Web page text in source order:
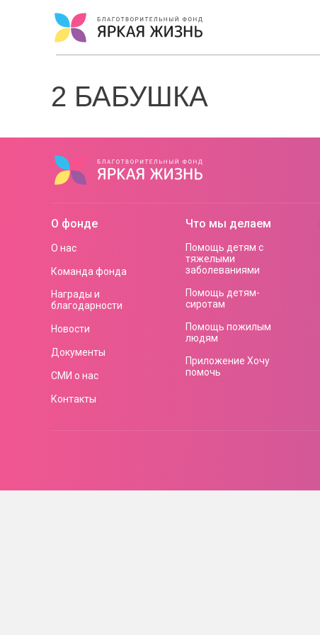
2 БАБУШКА
О фонде
О нас
Команда фонда
Награды и
благодарности
Новости
Документы
СМИ о нас
Контакты
Что мы делаем
Помощь детям с
тяжелыми
заболеваниями
Помощь детям-
сиротам
Помощь пожилым
людям
Приложение Хочу
помочь